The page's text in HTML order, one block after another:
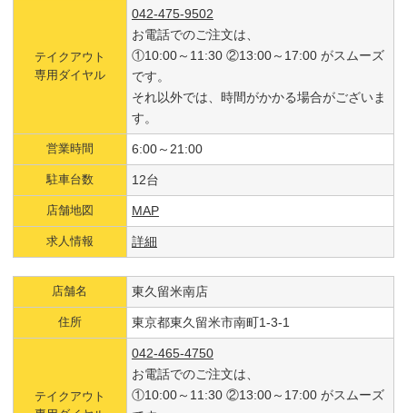
テイクアウト
専用ダイヤル
042-475-9502
お電話でのご注文は、
①10:00～11:30 ②13:00～17:00 がスムーズ
です。
それ以外では、時間がかかる場合がございま
す。
営業時間 6:00～21:00
駐車台数 12台
店舗地図 MAP
求人情報 詳細
店舗名 東久留米南店
住所 東京都東久留米市南町1-3-1
テイクアウト
042-465-4750
お電話でのご注文は、
①10:00～11:30 ②13:00～17:00 がスムーズ